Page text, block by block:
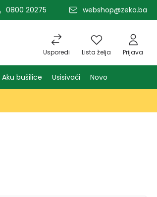
0800 20275 webshop@zeka.ba
Usporedi Lista želja Prijava
Aku bušilice Usisivači Novo